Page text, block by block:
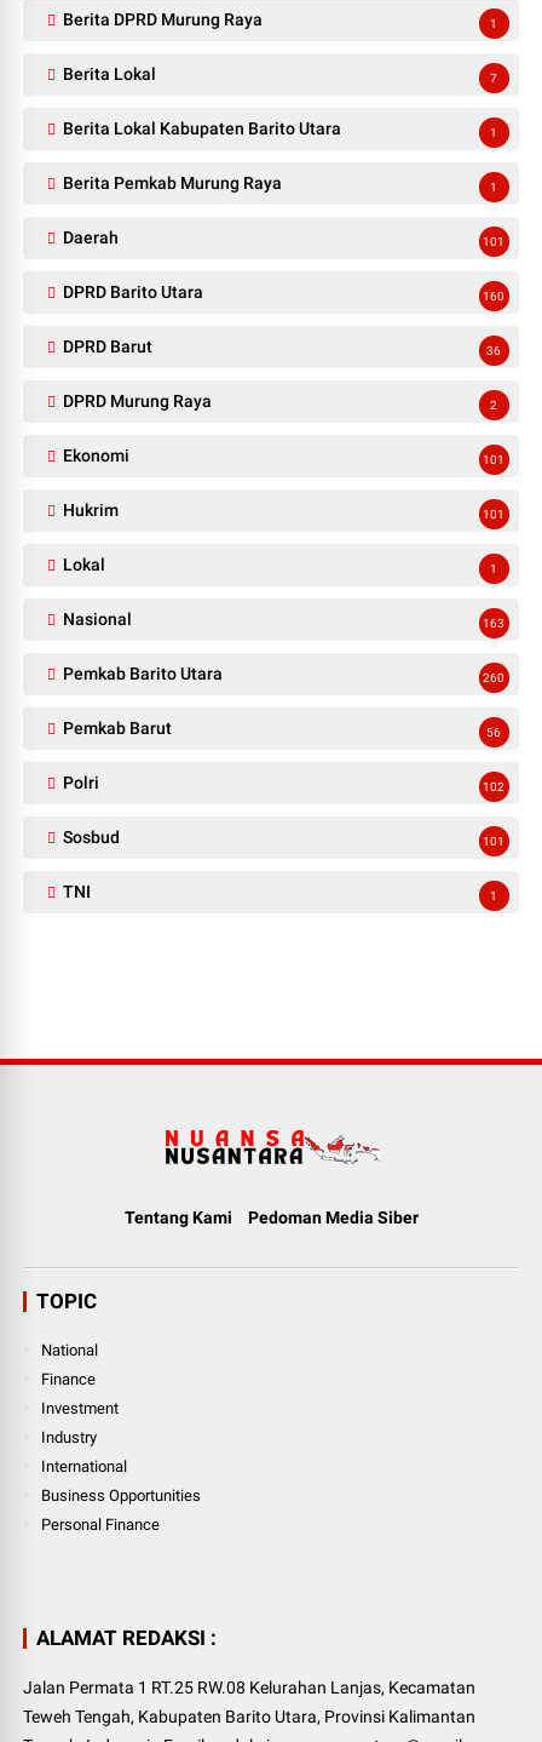
Berita DPRD Murung Raya 1
Berita Lokal 7
Berita Lokal Kabupaten Barito Utara 1
Berita Pemkab Murung Raya 1
Daerah 101
DPRD Barito Utara 160
DPRD Barut 36
DPRD Murung Raya 2
Ekonomi 101
Hukrim 101
Lokal 1
Nasional 163
Pemkab Barito Utara 260
Pemkab Barut 56
Polri 102
Sosbud 101
TNI 1
Tentang Kami Pedoman Media Siber
TOPIC
National
Finance
Investment
Industry
International
Business Opportunities
Personal Finance
ALAMAT REDAKSI :
Jalan Permata 1 RT.25 RW.08 Kelurahan Lanjas, Kecamatan
Teweh Tengah, Kabupaten Barito Utara, Provinsi Kalimantan